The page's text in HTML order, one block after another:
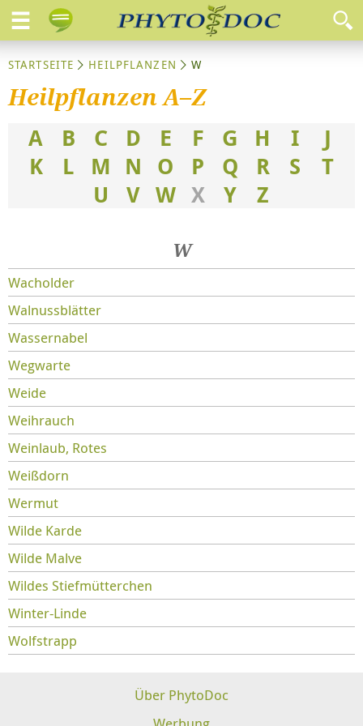
STARTSEITE HEILPFLANZEN W
Heilpflanzen A–Z
A B C D E F G H I
J
K
L M N O P Q R S
T
U
V W X Y Z
W
Wacholder
Walnussblätter
Wassernabel
Wegwarte
Weide
Weihrauch
Weinlaub, Rotes
Weißdorn
Wermut
Wilde Karde
Wilde Malve
Wildes Stiefmütterchen
Winter-Linde
Wolfstrapp
Über PhytoDoc